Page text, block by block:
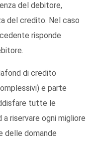
del debitore,
del credito. Nel caso
risponde
di credito
e parte
tutte le
riservare ogni migliore
delle domande